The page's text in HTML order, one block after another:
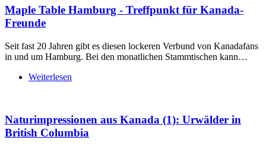
Maple Table Hamburg - Treffpunkt für Kanada-
Freunde
Seit fast 20 Jahren gibt es diesen lockeren Verbund von Kanadafans
in und um Hamburg. Bei den monatlichen Stammtischen kann…
Weiterlesen
Naturimpressionen aus Kanada (1): Urwälder in
British Columbia